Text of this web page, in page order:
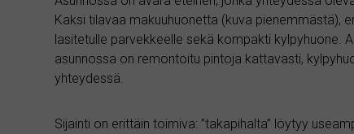
Kaksi tilavaa makuuhuonetta (kuva pienemmästä),
lasitetulle parvekkeelle sekä kompakti kylpyhuone.
asunnossa on remontoitu pintoja kattavasti,
yhteydessä.
Sijainti on erittäin toimiva: ”takapihalta” löytyy